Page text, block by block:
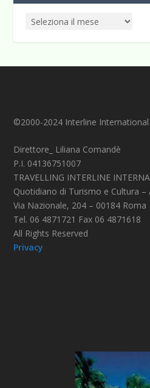
©2000-2024 Interline International
Direttore_ Liliana Comandè
P.I. 04136751007
TRAVELLING INTERLINE
Quotidiano di Turismo e Cultura –
Via Nazionale, 204 – 00184 Roma
Tel. 06 4871721 Fax 06 4871618
All Rights Reserved
Privacy